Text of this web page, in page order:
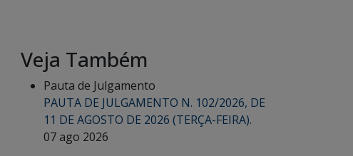
Veja Também
Pauta de Julgamento
PAUTA DE JULGAMENTO N. 102/2026, DE
11 DE AGOSTO DE 2026 (TERÇA-FEIRA).
07 ago 2026